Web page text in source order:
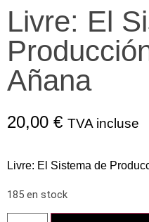
Livre: El
Añana
20,00 € TVA incluse
Livre: El Sistema de
185 en stock